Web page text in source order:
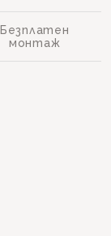
Безплатен
монтаж